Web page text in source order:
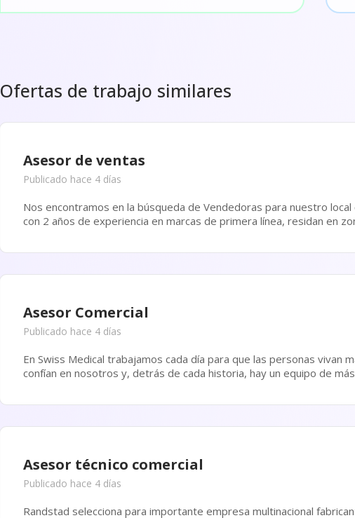
Ofertas de trabajo similares
Asesor de ventas
Publicado hace 4 días
Nos encontramos en la búsqueda de Vendedoras para nuestro
con 2 años de experiencia en marcas de primera línea, residan en
Asesor Comercial
Publicado hace 4 días
En Swiss Medical trabajamos cada día para que las personas vivan más y mejor. Más de 4
confían en nosotros y, detrás de cada historia, hay un equipo de
Asesor técnico comercial
Publicado hace 4 días
Randstad selecciona para importante empresa multinacional